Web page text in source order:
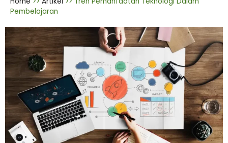
Pembelajaran